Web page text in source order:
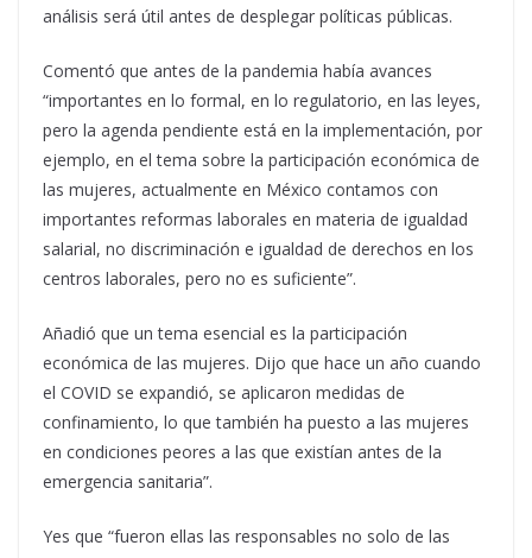
análisis será útil antes de desplegar políticas públicas.
Comentó que antes de la pandemia había avances
“importantes en lo formal, en lo regulatorio, en las leyes,
pero la agenda pendiente está en la implementación, por
ejemplo, en el tema sobre la participación económica de
las mujeres, actualmente en México contamos con
importantes reformas laborales en materia de igualdad
salarial, no discriminación e igualdad de derechos en los
centros laborales, pero no es suficiente”.
Añadió que un tema esencial es la participación
económica de las mujeres. Dijo que hace un año cuando
el COVID se expandió, se aplicaron medidas de
confinamiento, lo que también ha puesto a las mujeres
en condiciones peores a las que existían antes de la
emergencia sanitaria”.
Yes que “fueron ellas las responsables no solo de las